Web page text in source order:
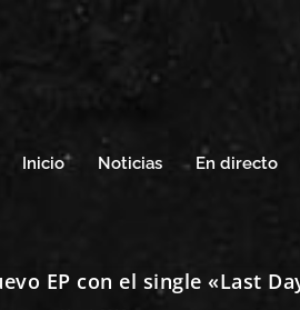
Inicio Noticias En directo
EP con el single «Last